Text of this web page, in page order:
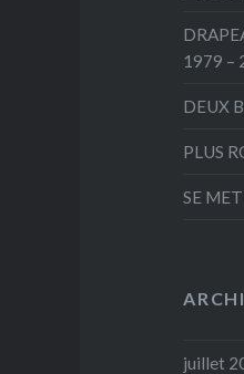
1979 –
DEUX
PLUS
SE
juillet